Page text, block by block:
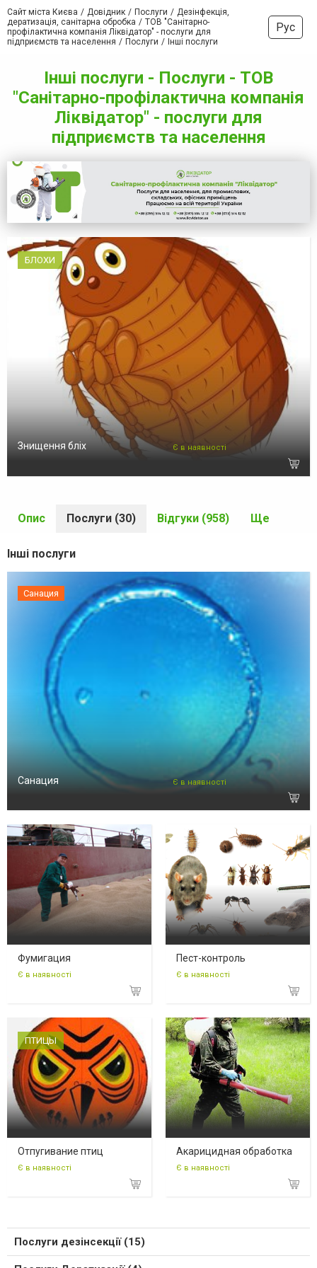
Сайт міста Києва Довідник Послуги
Дезінфекція,
дератизація, санітарна обробка
ТОВ "Санітарно-
профілактична компанія Ліквідатор" - послуги для
підприємств та населення
Послуги Інші послуги
Рус
Інші послуги - Послуги - ТОВ
"Санітарно-профілактична компанія
Ліквідатор" - послуги для
підприємств та населення
БЛОХИ
Знищення бліх Є в наявності
Опис Послуги (30) Відгуки (958) Ще
Інші послуги
Санация
Санация Є в наявності
Фумигация
Є в наявності
Пест-контроль
Є в наявності
ПТИЦЫ
Отпугивание птиц
Є в наявності
Акарицидная обработка
Є в наявності
Послуги дезінсекції (15)